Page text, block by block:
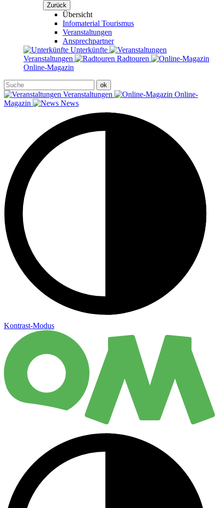
Zurück
Übersicht
Infomaterial Tourismus
Veranstaltungen
Ansprechpartner
Unterkünfte
Veranstaltungen
Radtouren
Online-Magazin
Veranstaltungen
Online-
Magazin
News
Kontrast-Modus